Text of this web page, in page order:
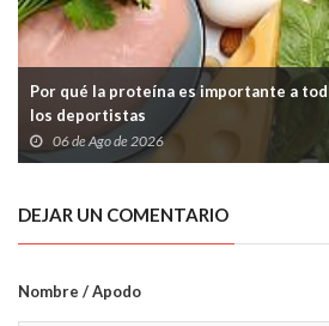
Por qué la proteína es importante a
los deportistas
06 de Ago de 2026
DEJAR UN COMENTARIO
Nombre / Apodo